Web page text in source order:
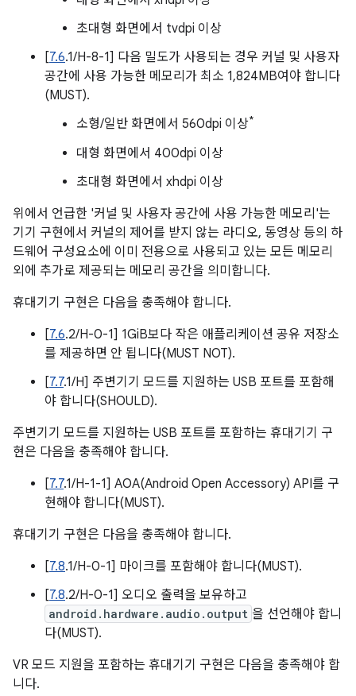
초대형 화면에서 tvdpi 이상
[7.6.1/H-8-1] 다음 밀도가 사용되는 경우 커널 및 사용자
공간에 사용 가능한 메모리가 최소 1,824MB여야 합니다
(MUST).
소형/일반 화면에서 560dpi 이상*
대형 화면에서 400dpi 이상
초대형 화면에서 xhdpi 이상
위에서 언급한 '커널 및 사용자 공간에 사용 가능한 메모리'는
기기 구현에서 커널의 제어를 받지 않는 라디오, 동영상 등의 하
드웨어 구성요소에 이미 전용으로 사용되고 있는 모든 메모리
외에 추가로 제공되는 메모리 공간을 의미합니다.
휴대기기 구현은 다음을 충족해야 합니다.
[7.6.2/H-0-1] 1GiB보다 작은 애플리케이션 공유 저장소
를 제공하면 안 됩니다(MUST NOT).
[7.7.1/H] 주변기기 모드를 지원하는 USB 포트를 포함해
야 합니다(SHOULD).
주변기기 모드를 지원하는 USB 포트를 포함하는 휴대기기 구
현은 다음을 충족해야 합니다.
[7.7.1/H-1-1] AOA(Android Open Accessory) API를 구
현해야 합니다(MUST).
휴대기기 구현은 다음을 충족해야 합니다.
[7.8.1/H-0-1] 마이크를 포함해야 합니다(MUST).
[7.8.2/H-0-1] 오디오 출력을 보유하고
android.hardware.audio.output 을 선언해야 합니
다(MUST).
VR 모드 지원을 포함하는 휴대기기 구현은 다음을 충족해야 합
니다.